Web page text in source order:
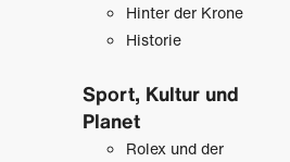
Hinter der Krone
Historie
Sport, Kultur und
Planet
Rolex und der